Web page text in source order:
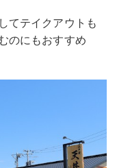
てテイクアウトも
のにもおすすめ